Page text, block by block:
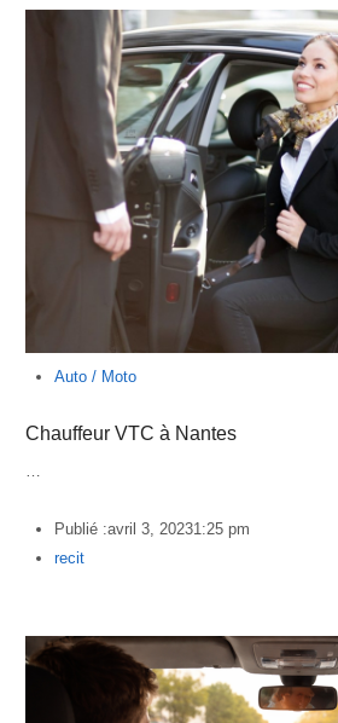
Auto / Moto
Chauffeur VTC à Nantes
Publié :avril 3, 20231:25 pm
Author
recit